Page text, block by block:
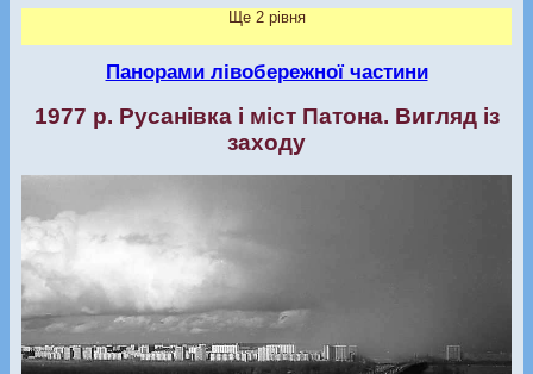
Ще 2 рівня
Панорами лівобережної частини
1977 р. Русанівка і міст Патона. Вигляд із
заходу